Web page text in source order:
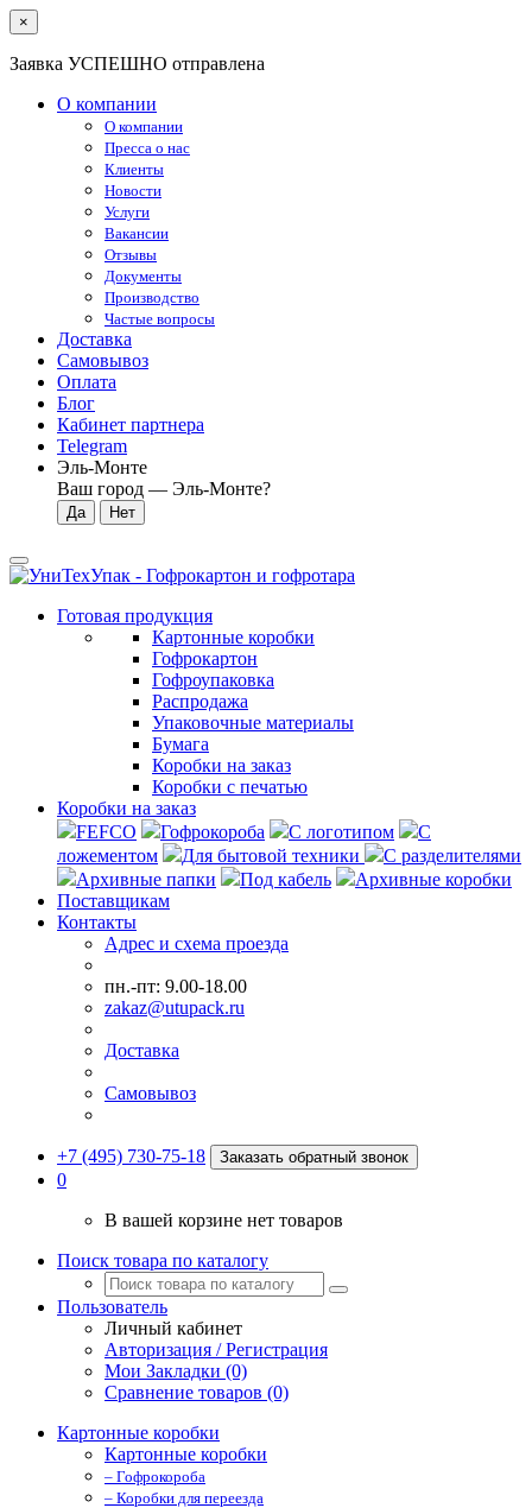
×
Заявка УСПЕШНО отправлена
О компании
О компании
Пресса о нас
Клиенты
Новости
Услуги
Вакансии
Отзывы
Документы
Производство
Частые вопросы
Доставка
Самовывоз
Оплата
Блог
Кабинет партнера
Telegram
Эль-Монте
Ваш город — Эль-Монте?
Готовая продукция
Картонные коробки
Гофрокартон
Гофроупаковка
Распродажа
Упаковочные материалы
Бумага
Коробки на заказ
Коробки с печатью
Коробки на заказ
FEFCO
Гофрокороба С логотипом
С
ложементом
Для бытовой техники
С разделителями
Архивные папки
Под кабель
Архивные коробки
Поставщикам
Контакты
Адрес и схема проезда
пн.-пт: 9.00-18.00
zakaz@utupack.ru
Доставка
Самовывоз
+7 (495) 730-75-18 Заказать обратный звонок
0
В вашей корзине нет товаров
Поиск товара по каталогу
Пользователь
Личный кабинет
Авторизация / Регистрация
Мои Закладки (0)
Сравнение товаров (0)
Картонные коробки
Картонные коробки
– Гофрокороба
– Коробки для переезда